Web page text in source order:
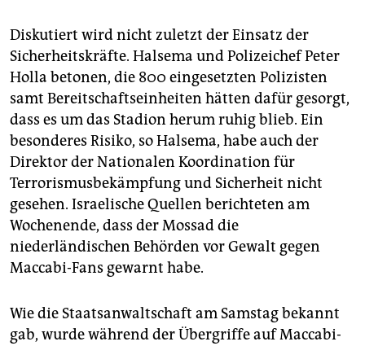
Diskutiert wird nicht zuletzt der Einsatz der
Sicherheitskräfte. Halsema und Polizeichef Peter
Holla betonen, die 800 eingesetzten Polizisten
samt Bereitschaftseinheiten hätten dafür gesorgt,
dass es um das Stadion herum ruhig blieb. Ein
besonderes Risiko, so Halsema, habe auch der
Direktor der Nationalen Koordination für
Terrorismusbekämpfung und Sicherheit nicht
gesehen. Israelische Quellen berichteten am
Wochenende, dass der Mossad die
niederländischen Behörden vor Gewalt gegen
Maccabi-Fans gewarnt habe.
Wie die Staatsanwaltschaft am Samstag bekannt
gab, wurde während der Übergriffe auf Maccabi-